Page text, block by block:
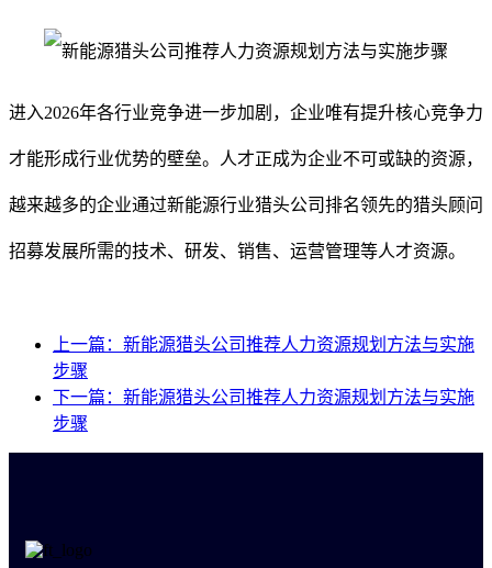
进入2026年各行业竞争进一步加剧，企业唯有提升核心竞争力
才能形成行业优势的壁垒。人才正成为企业不可或缺的资源，
越来越多的企业通过新能源行业猎头公司排名领先的猎头顾问
招募发展所需的技术、研发、销售、运营管理等人才资源。
上一篇：新能源猎头公司推荐人力资源规划方法与实施
步骤
下一篇：新能源猎头公司推荐人力资源规划方法与实施
步骤